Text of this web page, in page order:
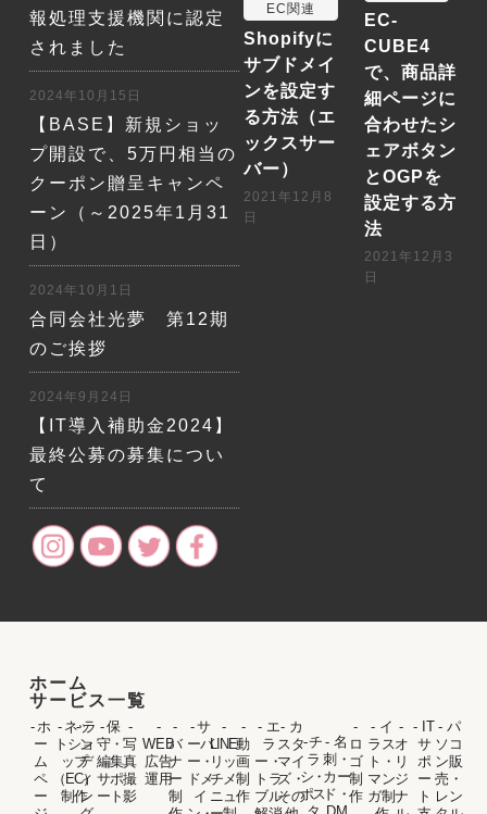
報処理支援機関に認定
されました
2024年10月15日
【BASE】新規ショッ
プ開設で、5万円相当の
クーポン贈呈キャンペ
ーン（～2025年1月31
日）
2024年10月1日
合同会社光夢 第12期
のご挨拶
2024年9月24日
【IT導入補助金2024】
最終公募の募集につい
て
EC関連
Shopifyに
サブドメイ
ンを設定す
る方法（エ
ックスサー
バー）
2021年12月8
日
EC-
CUBE4
で、商品詳
細ページに
合わせたシ
ェアボタン
とOGPを
設定する方
法
2021年12月3
日
ホーム
サービス一覧
- ホ
ー
ム
ペ
ー
- ネッ
トショ
ップ
（EC）
制作
- ラ
ン
デ
ィ
ン
- 保
守・
編集
サポ
ート
-
写
真
撮
影
-
WEB
広告
運用
-
バ
ナ
ー
制
- サ
ーバ
ー・
ドメ
イ
-
LINE
リッ
チメ
ニュ
-
動
画
制
作
- エ
ラ
ー・
トラ
ブル
- カ
スタ
マイ
ズ・
その
- チ
ラ
シ・
ポス
- 名
刺・
カー
ド・
-
ロ
ゴ
制
作
- イ
ラス
ト・
マン
ガ制
-
オ
リ
ジ
ナ
- IT
サ
ポ
ー
ト
- パ
ソコ
ン販
売・
レン